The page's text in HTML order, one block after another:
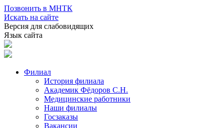
Позвонить в МНТК
Искать на сайте
Версия для слабовидящих
Язык сайта
Филиал
История филиала
Академик Фёдоров С.Н.
Медицинские работники
Наши филиалы
Госзаказы
Вакансии